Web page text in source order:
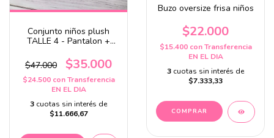
Conjunto niños plush
TALLE 4 - Pantalon +
$47.000
$35.000
$24.500 con Transferencia
EN EL DIA
3 cuotas sin interés de
$11.666,67
Buzo oversize frisa niños
$22.000
$15.400 con Transferencia
EN EL DIA
3 cuotas sin interés de
$7.333,33
COMPRAR